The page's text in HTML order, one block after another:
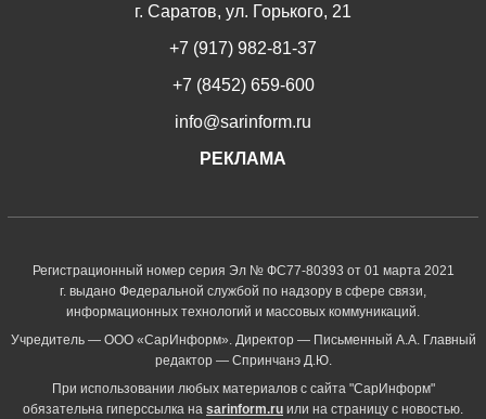
г. Саратов, ул. Горького, 21
+7 (917) 982-81-37
+7 (8452) 659-600
info@sarinform.ru
РЕКЛАМА
Регистрационный номер серия Эл № ФС77-80393 от 01 марта 2021
г. выдано Федеральной службой по надзору в сфере связи,
информационных технологий и массовых коммуникаций.
Учредитель — ООО «СарИнформ». Директор — Письменный А.А. Главный
редактор — Спринчанэ Д.Ю.
При использовании любых материалов с сайта "СарИнформ"
обязательна гиперссылка на sarinform.ru или на страницу с новостью.